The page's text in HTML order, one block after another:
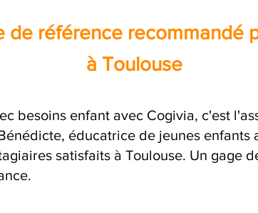
de référence recommandé
à Toulouse
besoins enfant avec Cogivia, c'est
éducatrice de jeunes enfants
satisfaits à Toulouse. Un gage